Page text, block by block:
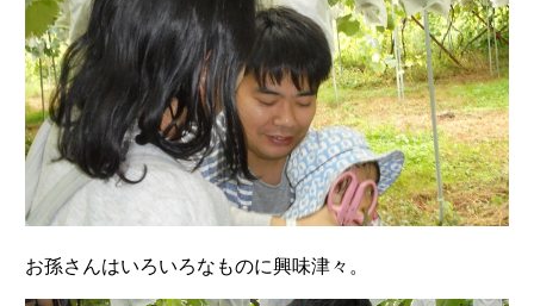
お孫さんはいろいろなものに興味津々。